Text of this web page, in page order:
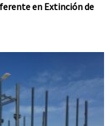
en Extinción de